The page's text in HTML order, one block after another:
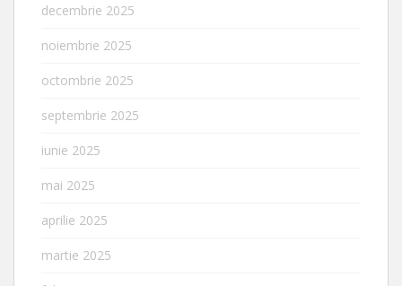
decembrie 2025
noiembrie 2025
octombrie 2025
septembrie 2025
iunie 2025
mai 2025
aprilie 2025
martie 2025